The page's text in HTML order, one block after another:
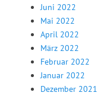
Juni 2022
Mai 2022
April 2022
März 2022
Februar 2022
Januar 2022
Dezember 2021